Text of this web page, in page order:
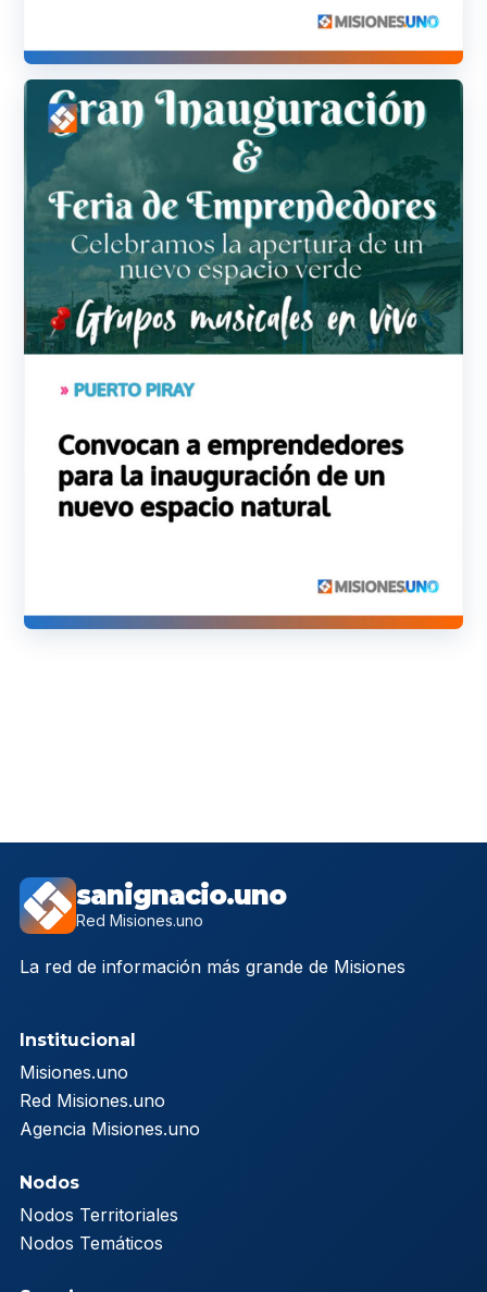
sanignacio.uno
Red Misiones.uno
La red de información más grande de Misiones
Institucional
Misiones.uno
Red Misiones.uno
Agencia Misiones.uno
Nodos
Nodos Territoriales
Nodos Temáticos